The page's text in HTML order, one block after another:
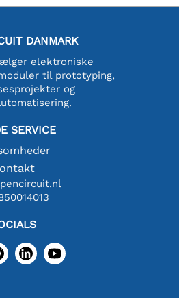
DANMARK
elektroniske
til prototyping,
og
SERVICE